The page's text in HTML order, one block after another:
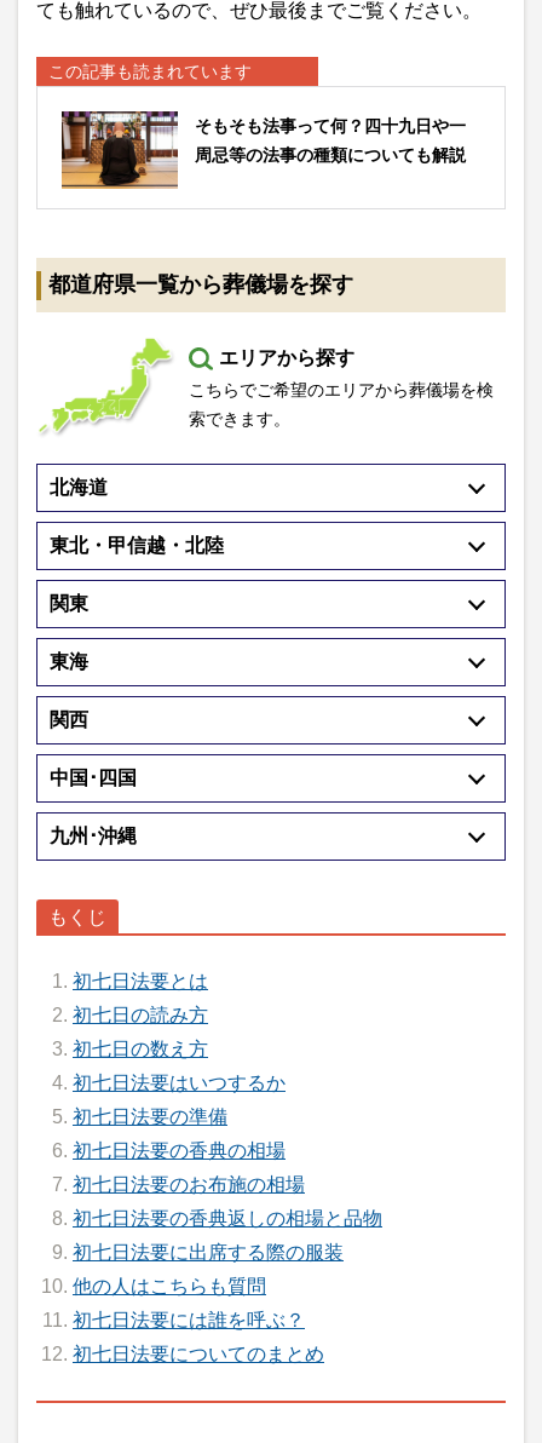
ても触れているので、ぜひ最後までご覧ください。
この記事も読まれています
そもそも法事って何？四十九日や一
周忌等の法事の種類についても解説
都道府県一覧から葬儀場を探す
エリアから探す
こちらでご希望のエリアから葬儀場を検
索できます。
北海道
東北・甲信越・北陸
関東
東海
関西
中国･四国
九州･沖縄
初七日法要とは
初七日の読み方
初七日の数え方
初七日法要はいつするか
初七日法要の準備
初七日法要の香典の相場
初七日法要のお布施の相場
初七日法要の香典返しの相場と品物
初七日法要に出席する際の服装
他の人はこちらも質問
初七日法要には誰を呼ぶ？
初七日法要についてのまとめ